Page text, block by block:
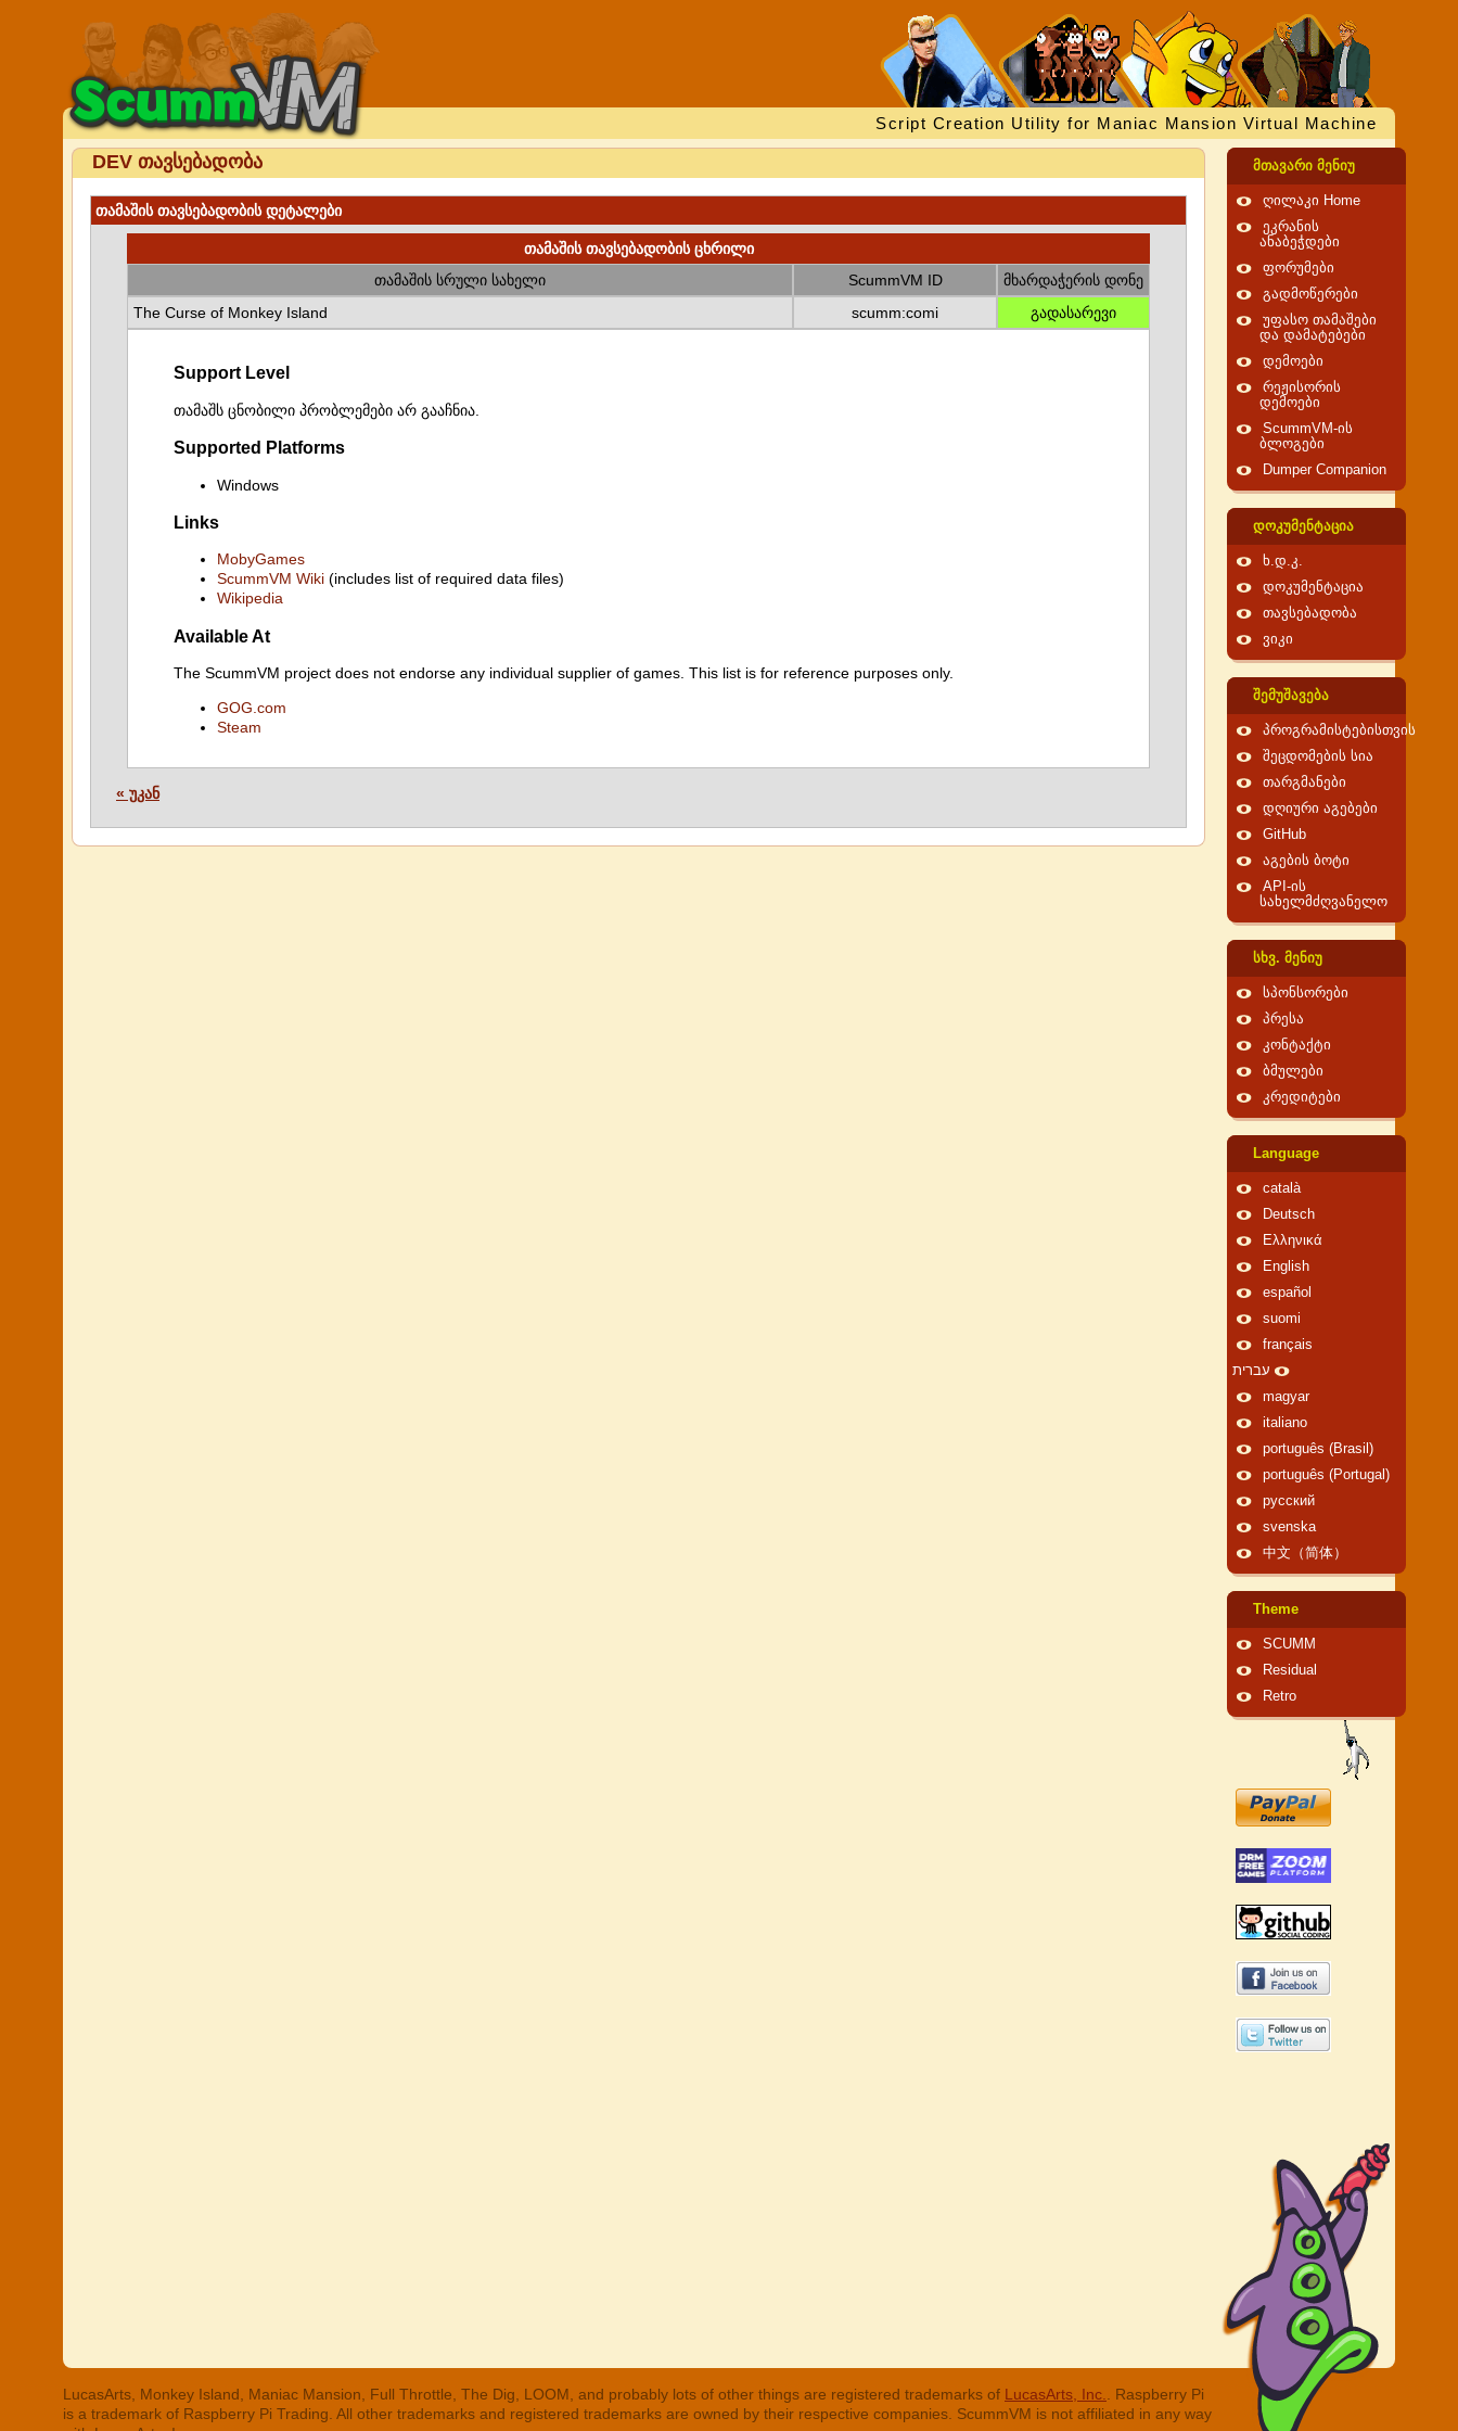
Script Creation Utility for Maniac Mansion Virtual Machine
DEV თავსებადობა
თამაშის თავსებადობის დეტალები
თამაშის თავსებადობის ცხრილი
თამაშის სრული სახელი
ScummVM ID
მხარდაჭერის დონე
The Curse of Monkey Island
scumm:comi გადასარევი
Support Level
თამაშს ცნობილი პრობლემები არ გააჩნია.
Supported Platforms
Windows
Links
MobyGames
ScummVM Wiki (includes list of required data files)
Wikipedia
Available At
The ScummVM project does not endorse any individual supplier of games. This list is for reference purposes only.
GOG.com
Steam
« უკან
მთავარი მენიუ
ღილაკი Home
ეკრანის
ანაბეჭდები
ფორუმები
გადმოწერები
უფასო თამაშები
და დამატებები
დემოები
რეჟისორის
დემოები
ScummVM-ის
ბლოგები
Dumper Companion
დოკუმენტაცია
ხ.დ.კ.
დოკუმენტაცია
თავსებადობა
ვიკი
შემუშავება
პროგრამისტებისთვის
შეცდომების სია
თარგმანები
დღიური აგებები
GitHub
აგების ბოტი
API-ის
სახელმძღვანელო
სხვ. მენიუ
სპონსორები
პრესა
კონტაქტი
ბმულები
კრედიტები
Language
català
Deutsch
Ελληνικά
English
español
suomi
français
עברית
magyar
italiano
português (Brasil)
português (Portugal)
русский
svenska
中文（简体）
Theme
SCUMM
Residual
Retro
LucasArts, Monkey Island, Maniac Mansion, Full Throttle, The Dig, LOOM, and probably lots of other things are registered trademarks of LucasArts, Inc.
. Raspberry Pi
is a trademark of Raspberry Pi Trading. All other trademarks and registered trademarks are owned by their respective companies. ScummVM is not affiliated in any way